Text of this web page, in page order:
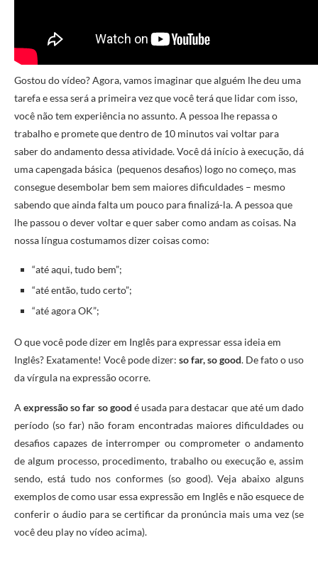
Gostou do vídeo? Agora, vamos imaginar que alguém lhe deu uma
tarefa e essa será a primeira vez que você terá que lidar com isso,
você não tem experiência no assunto. A pessoa lhe repassa o
trabalho e promete que dentro de 10 minutos vai voltar para
saber do andamento dessa atividade. Você dá início à execução, dá
uma capengada básica (pequenos desafios) logo no começo, mas
consegue desembolar bem sem maiores dificuldades – mesmo
sabendo que ainda falta um pouco para finalizá-la. A pessoa que
lhe passou o dever voltar e quer saber como andam as coisas. Na
nossa língua costumamos dizer coisas como:
“até aqui, tudo bem”;
“até então, tudo certo”;
“até agora OK”;
O que você pode dizer em Inglês para expressar essa ideia em
Inglês? Exatamente! Você pode dizer: so far, so good. De fato o uso
da vírgula na expressão ocorre.
Aexpressão so far so good é usada para destacar que até um dado
período (so far) não foram encontradas maiores dificuldades ou
desafios capazes de interromper ou comprometer o andamento
de algum processo, procedimento, trabalho ou execução e, assim
sendo, está tudo nos conformes (so good). Veja abaixo alguns
exemplos de como usar essa expressão em Inglês e não esquece de
conferir o áudio para se certificar da pronúncia mais uma vez (se
você deu play no vídeo acima).